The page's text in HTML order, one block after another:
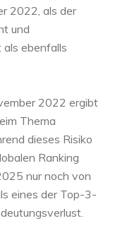
2022, als der
und
ebenfalls
2022 ergibt
Thema
dieses Risiko
Ranking
nur noch von
eines der Top-3-